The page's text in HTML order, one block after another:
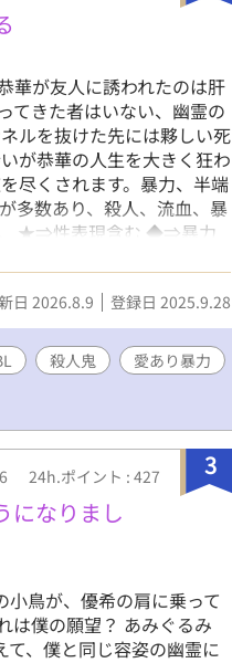
華が友人に誘われたのは肝
てきた者はいない、幽霊の
ルを抜けた先には夥しい死
が恭華の人生を大きく狂わ
くされます。暴力、半端
数あり、殺人、流血、暴
。 ★⇒性表現含む ◆⇒暴力
日 2026.8.9 登録日 2025.9.28
殺人鬼
愛あり暴力
3
24h.ポイント : 427
になりまし
鳥が、優希の肩に乗って
僕の願望？ あみぐるみ
、僕と同じ容姿の幽霊に